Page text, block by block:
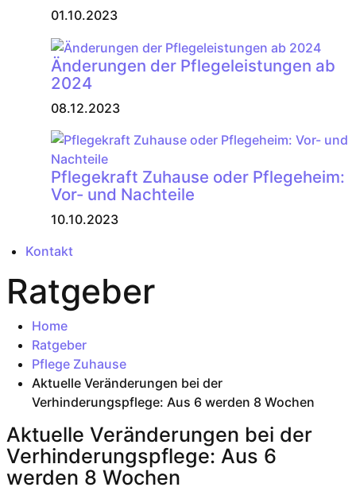
01.10.2023
Änderungen der Pflegeleistungen ab
2024
08.12.2023
Pflegekraft Zuhause oder Pflegeheim:
Vor- und Nachteile
10.10.2023
Kontakt
Ratgeber
Home
Ratgeber
Pflege Zuhause
Aktuelle Veränderungen bei der
Verhinderungspflege: Aus 6 werden 8 Wochen
Aktuelle Veränderungen bei der
Verhinderungspflege: Aus 6
werden 8 Wochen